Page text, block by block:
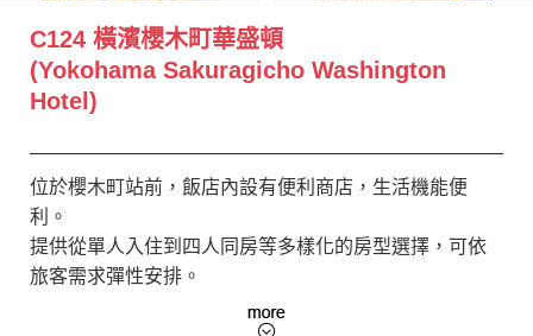
C124 橫濱櫻木町華盛頓
(Yokohama Sakuragicho Washington
Hotel)
位於櫻木町站前，飯店內設有便利商店，生活機能便
利。
提供從單人入住到四人同房等多樣化的房型選擇，可依
旅客需求彈性安排。
部分臨海客房可欣賞港未來迷人的夜景，為旅程增添美